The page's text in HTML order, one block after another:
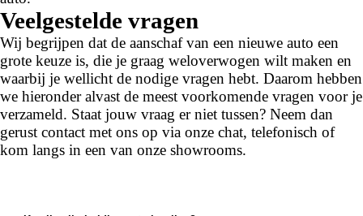
Veelgestelde vragen
Wij begrijpen dat de aanschaf van een nieuwe auto een
grote keuze is, die je graag weloverwogen wilt maken en
waarbij je wellicht de nodige vragen hebt. Daarom hebben
we hieronder alvast de meest voorkomende vragen voor je
verzameld. Staat jouw vraag er niet tussen? Neem dan
gerust contact met ons op via onze chat, telefonisch of
kom langs in een van onze showrooms.